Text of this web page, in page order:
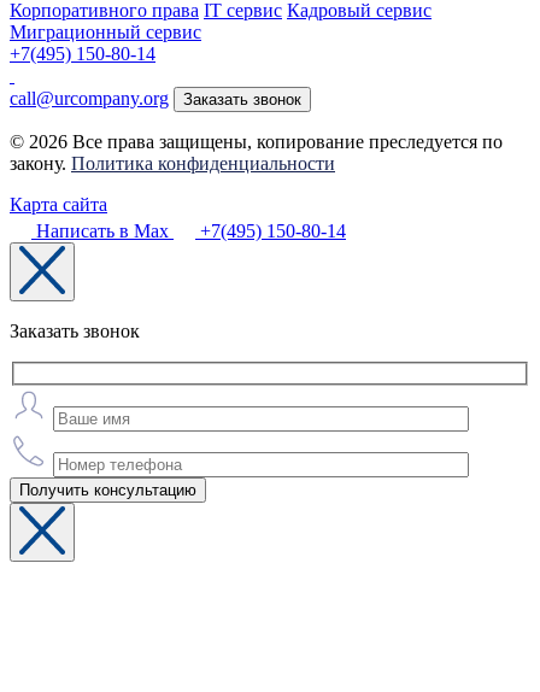
Корпоративного права IT сервис Кадровый сервис
Миграционный сервис
+7(495) 150-80-14
call@urcompany.org Заказать звонок
© 2026 Все права защищены, копирование преследуется по
закону. Политика конфиденциальности
Карта сайта
Написать в Max
+7(495) 150-80-14
Заказать звонок
Получить консультацию